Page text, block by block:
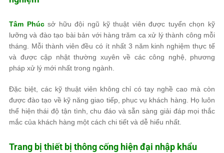
Tâm Phúcsở hữu đội ngũ kỹ thuật viên được tuyển chọn kỹ
lưỡng và đào tạo bài bản với hàng trăm ca xử lý thành công mỗi
tháng. Mỗi thành viên đều có ít nhất 3 năm kinh nghiệm thực tế
và được cập nhật thường xuyên về các công nghệ, phương
pháp xử lý mới nhất trong ngành.
Đặc biệt, các kỹ thuật viên không chỉ có tay nghề cao mà còn
được đào tạo về kỹ năng giao tiếp, phục vụ khách hàng. Họ luôn
thể hiện thái độ tận tình, chu đáo và sẵn sàng giải đáp mọi thắc
mắc của khách hàng một cách chi tiết và dễ hiểu nhất.
Trang bị thiết bị thông cống hiện đại nhập khẩu